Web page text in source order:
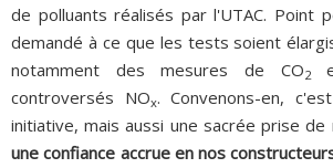
de polluants réalisés par l'UTAC. Point
demandé à ce que les tests soient
notamment des mesures de CO2
controversés NOx. Convenons-en,
initiative, mais aussi une sacrée prise de
une confiance accrue en nos